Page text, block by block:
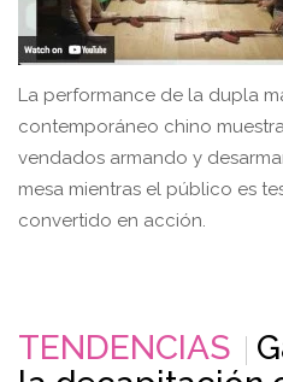
La performance de la dupla
contemporáneo chino
vendados armando y
mesa mientras el público es
convertido en acción.
TENDENCIAS